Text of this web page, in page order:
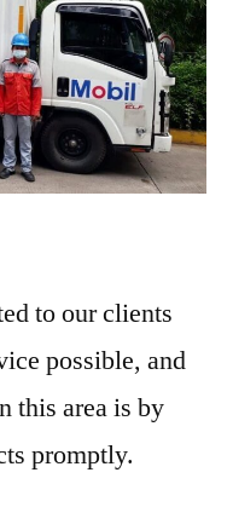
to our clients
possible, and
this area is by
promptly.